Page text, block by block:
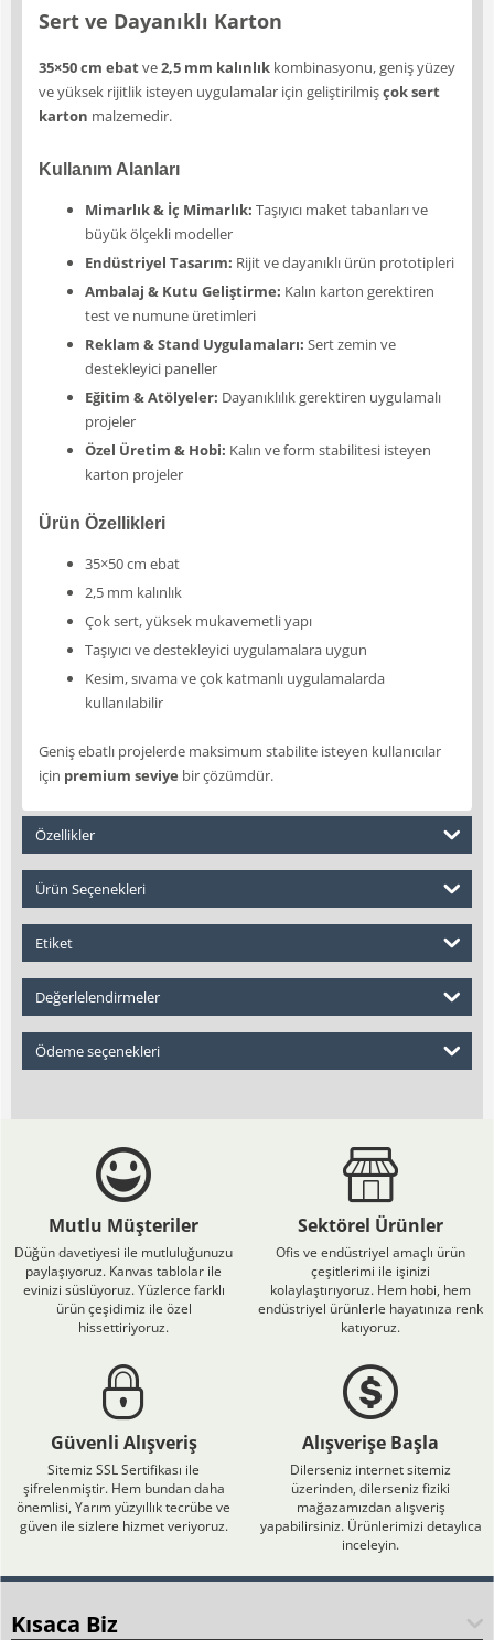
Sert ve Dayanıklı Karton
35×50 cm ebatve2,5 mm kalınlık kombinasyonu, geniş yüzey
ve yüksek rijitlik isteyen uygulamalar için geliştirilmişçok sert
karton malzemedir.
Kullanım Alanları
Mimarlık & İç Mimarlık: Taşıyıcı maket tabanları ve
büyük ölçekli modeller
Endüstriyel Tasarım: Rijit ve dayanıklı ürün prototipleri
Ambalaj & Kutu Geliştirme: Kalın karton gerektiren
test ve numune üretimleri
Reklam & Stand Uygulamaları: Sert zemin ve
destekleyici paneller
Eğitim & Atölyeler: Dayanıklılık gerektiren uygulamalı
projeler
Özel Üretim & Hobi: Kalın ve form stabilitesi isteyen
karton projeler
Ürün Özellikleri
35×50 cm ebat
2,5 mm kalınlık
Çok sert, yüksek mukavemetli yapı
Taşıyıcı ve destekleyici uygulamalara uygun
Kesim, sıvama ve çok katmanlı uygulamalarda
kullanılabilir
Geniş ebatlı projelerde maksimum stabilite isteyen kullanıcılar
için premium seviye bir çözümdür.
Özellikler
Ürün Seçenekleri
Etiket
Değerlelendirmeler
Ödeme seçenekleri
Mutlu Müşteriler
Düğün davetiyesi ile mutluluğunuzu
paylaşıyoruz. Kanvas tablolar ile
evinizi süslüyoruz. Yüzlerce farklı
ürün çeşidimiz ile özel
hissettiriyoruz.
Sektörel Ürünler
Ofis ve endüstriyel amaçlı ürün
çeşitlerimi ile işinizi
kolaylaştırıyoruz. Hem hobi, hem
endüstriyel ürünlerle hayatınıza renk
katıyoruz.
Güvenli Alışveriş
Sitemiz SSL Sertifikası ile
şifrelenmiştir. Hem bundan daha
önemlisi, Yarım yüzyıllık tecrübe ve
güven ile sizlere hizmet veriyoruz.
Alışverişe Başla
Dilerseniz internet sitemiz
üzerinden, dilerseniz fiziki
mağazamızdan alışveriş
yapabilirsiniz. Ürünlerimizi detaylıca
inceleyin.
Kısaca Biz